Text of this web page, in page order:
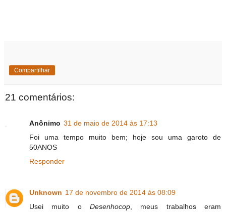
Compartilhar
21 comentários:
Anônimo 31 de maio de 2014 às 17:13
Foi uma tempo muito bem; hoje sou uma garoto de
50ANOS
Responder
Unknown 17 de novembro de 2014 às 08:09
Usei muito o Desenhocop , meus trabalhos eram